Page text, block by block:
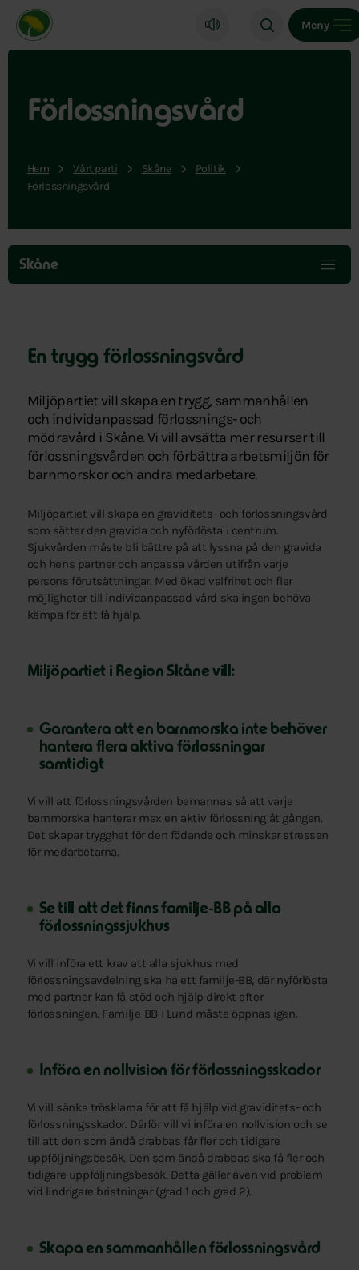
Miljöpartiet de gröna, startsida
Meny
Förlossningsvård
Hem Vårt parti Skåne
Politik
Förlossningsvård
Hoppa
över
menyn
Skåne
En trygg förlossningsvård
Miljöpartiet vill skapa en trygg, sammanhållen
och individanpassad förlossnings- och
mödravård i Skåne. Vi vill avsätta mer resurser till
förlossningsvården och förbättra arbetsmiljön för
barnmorskor och andra medarbetare.
Miljöpartiet vill skapa en graviditets- och förlossningsvård
som sätter den gravida och nyförlösta i centrum.
Sjukvården måste bli bättre på att lyssna på den gravida
och hens partner och anpassa vården utifrån varje
persons förutsättningar. Med ökad valfrihet och fler
möjligheter till individanpassad vård ska ingen behöva
kämpa för att få hjälp.
Miljöpartiet i Region Skåne vill:
Garantera att en barnmorska inte behöver
hantera flera aktiva förlossningar
samtidigt
Vi vill att förlossningsvården bemannas så att varje
barnmorska hanterar max en aktiv förlossning åt gången.
Det skapar trygghet för den födande och minskar stressen
för medarbetarna.
Se till att det finns familje-BB på alla
förlossningssjukhus
Vi vill införa ett krav att alla sjukhus med
förlossningsavdelning ska ha ett familje-BB, där nyförlösta
med partner kan få stöd och hjälp direkt efter
förlossningen. Familje-BB i Lund måste öppnas igen.
Införa en nollvision för förlossningsskador
Vi vill sänka trösklarna för att få hjälp vid graviditets- och
förlossningsskador. Därför vill vi införa en nollvision och se
till att den som ändå drabbas får fler och tidigare
uppföljningsbesök. Den som ändå drabbas ska få fler och
tidigare uppföljningsbesök. Detta gäller även vid problem
vid lindrigare bristningar (grad 1 och grad 2).
Skapa en sammanhållen förlossningsvård